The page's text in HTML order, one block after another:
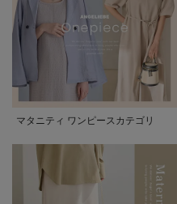
マタニティ ワンピースカテゴリ